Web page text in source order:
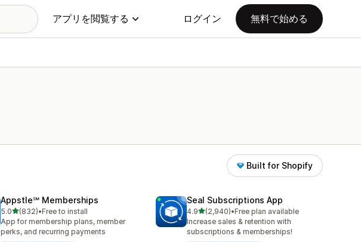
アプリを閲覧する ログイン 無料で始める
Built for Shopify
Appstle℠ Memberships
5.05つ星中
(832)
合計レビュー数：832件
•Free to install
App for membership plans, member
perks, and recurring payments
Seal Subscriptions App
4.95つ星中
(2,940)
合計レビュー数：2940件
•Free plan available
Increase sales & retention with
subscriptions & memberships!